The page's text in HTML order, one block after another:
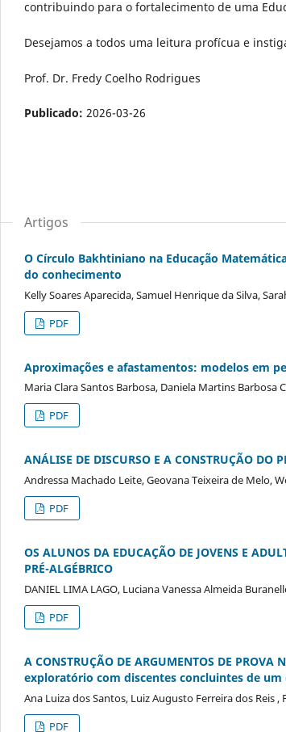
contribuindo para o fortalecimento de uma
Desejamos a todos uma leitura profícua e
Prof. Dr. Fredy Coelho Rodrigues
Publicado: 2026-03-26
Artigos
O Círculo Bakhtiniano na Educação
do conhecimento
Kelly Soares Aparecida, Samuel Henrique da Silva,
PDF
Aproximações e afastamentos: modelos em
Maria Clara Santos Barbosa, Daniela Martins Barbosa
PDF
ANÁLISE DE DISCURSO E A CONSTRUÇÃO DO
Andressa Machado Leite, Geovana Teixeira de Melo,
PDF
OS ALUNOS DA EDUCAÇÃO DE JOVENS E
PRÉ-ALGÉBRICO
DANIEL LIMA LAGO, Luciana Vanessa Almeida
PDF
A CONSTRUÇÃO DE ARGUMENTOS DE
exploratório com discentes concluintes de
Ana Luiza dos Santos, Luiz Augusto Ferreira dos Reis ,
PDF